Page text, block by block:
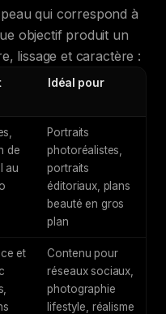
qui correspond à
objectif produit un
lissage et caractère :
Idéal pour
de
au
Portraits
photoréalistes,
portraits
éditoriaux, plans
beauté en gros
plan
et
Contenu pour
réseaux sociaux,
photographie
lifestyle, réalisme